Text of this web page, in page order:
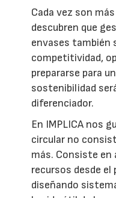
Cada vez son
descubren que
envases también
competitividad,
prepararse para
sostenibilidad
diferenciador.
En IMPLICA nos
circular no
más. Consiste en
recursos desde
diseñando